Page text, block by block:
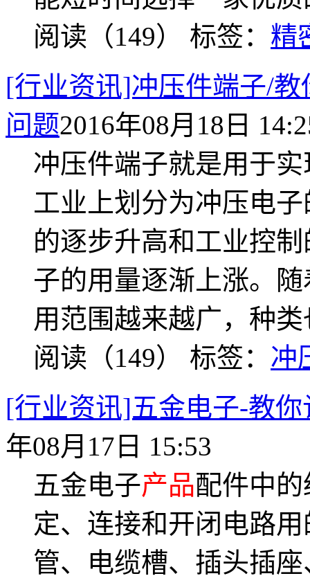
阅读（149） 标签： 精
[行业资讯]冲压件端子/
问题2016年08月18日
冲压件端子就是用于
工业上划分为冲压电
的逐步升高和工业控
子的用量逐渐上涨。
用范围越来越广，种
阅读（149） 标签： 冲
[行业资讯]五金电子-教
年08月17日 15:53
五金电子产品配件中
定、连接和开闭电路
管、电缆槽、插头插